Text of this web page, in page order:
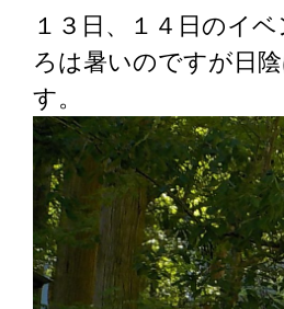
１３日、１４日のイ
ろは暑いのですが日
す。